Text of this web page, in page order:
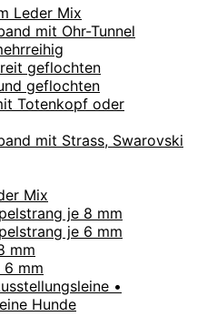
Leder Mix
mit Ohr-Tunnel
geflochten
geflochten
Totenkopf oder
mit Strass, Swarovski
Mix
je 8 mm
je 6 mm
mm
6 mm
•
Hunde